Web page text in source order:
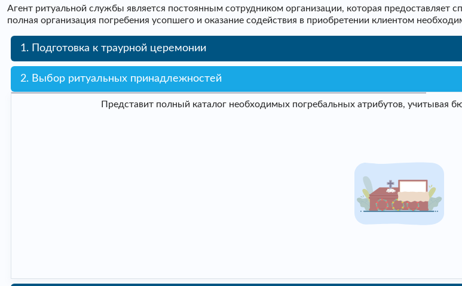
Агент ритуальной службы является постоянным сотрудником организации, которая предоставляет
полная организация погребения усопшего и оказание содействия в приобретении клиентом
1. Подготовка к траурной церемонии
2. Выбор ритуальных принадлежностей
Представит полный каталог необходимых погребальных атрибутов, учитывая